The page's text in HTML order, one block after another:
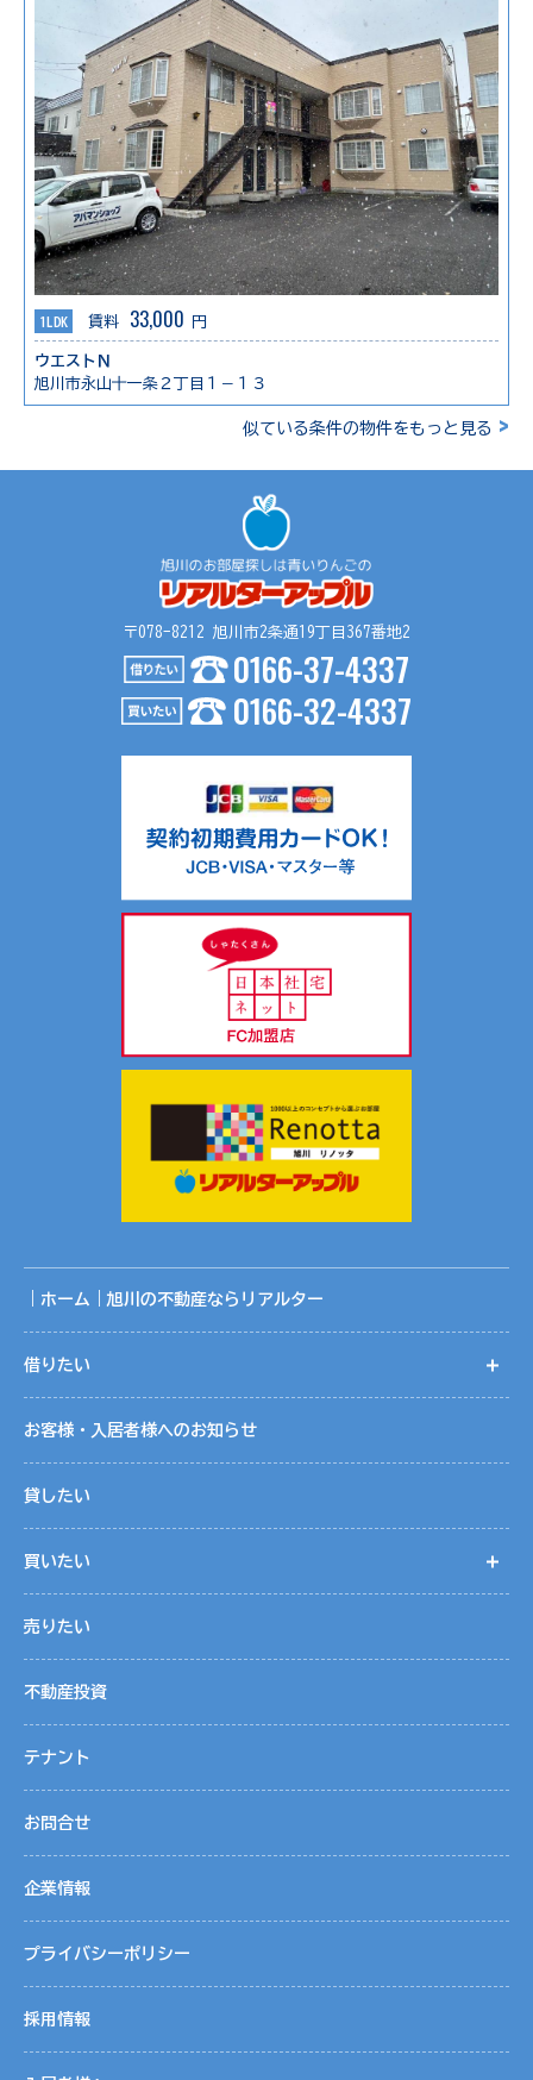
1LDK 賃料 33,000 円
ウエストＮ
旭川市永山十一条２丁目１－１３
似ている条件の物件をもっと見る >
〒078-8212 旭川市2条通19丁目367番地2
0166-37-4337
0166-32-4337
｜ホーム｜旭川の不動産ならリアルター
借りたい
お客様・入居者様へのお知らせ
貸したい
買いたい
売りたい
不動産投資
テナント
お問合せ
企業情報
プライバシーポリシー
採用情報